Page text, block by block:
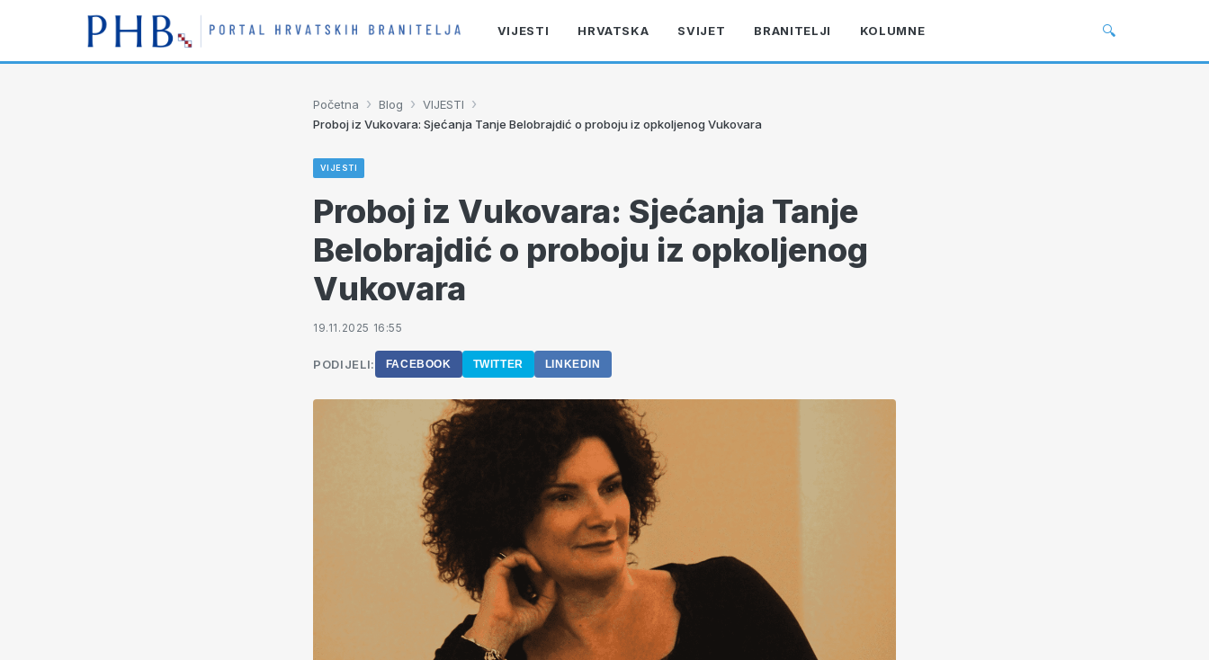
VIJESTI HRVATSKA SVIJET BRANITELJI KOLUMNE 🔍
Početna › Blog › VIJESTI ›
Proboj iz Vukovara: Sjećanja Tanje Belobrajdić o proboju iz opkoljenog Vukovara
VIJESTI
Proboj iz Vukovara: Sjećanja Tanje
Belobrajdić o proboju iz opkoljenog
Vukovara
19.11.2025 16:55
PODIJELI: FACEBOOK TWITTER LINKEDIN